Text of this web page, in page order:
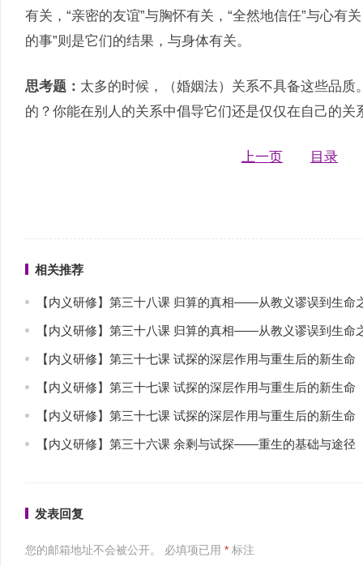
有关，“亲密的友谊”与胸怀有关，“全然地信任”与心有
的事”则是它们的结果，与身体有关。
思考题： 太多的时候，（婚姻法）关系不具备这些品
的？你能在别人的关系中倡导它们还是仅仅在自己的关
上一页 目录
相关推荐
【内义研修】第三十八课 归算的真相——从教义谬误到生命
【内义研修】第三十八课 归算的真相——从教义谬误到生命
【内义研修】第三十七课 试探的深层作用与重生后的新生命
【内义研修】第三十七课 试探的深层作用与重生后的新生命
【内义研修】第三十七课 试探的深层作用与重生后的新生命
【内义研修】第三十六课 余剩与试探——重生的基础与途径
发表回复
您的邮箱地址不会被公开。 必填项已用 * 标注